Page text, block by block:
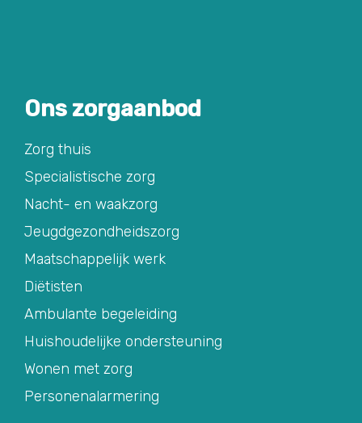
Ons zorgaanbod
Zorg thuis
Specialistische zorg
Nacht- en waakzorg
Jeugdgezondheidszorg
Maatschappelijk werk
Diëtisten
Ambulante begeleiding
Huishoudelijke ondersteuning
Wonen met zorg
Personenalarmering